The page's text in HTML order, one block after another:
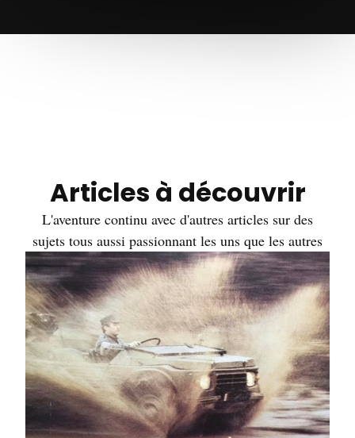
Articles à découvrir
L'aventure continu avec d'autres articles sur des
sujets tous aussi passionnant les uns que les autres